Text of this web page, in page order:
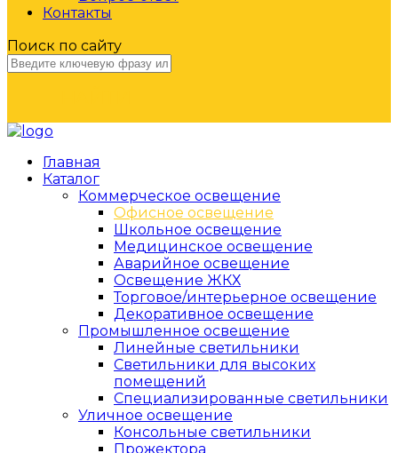
Контакты
Поиск по сайту
Главная
Каталог
Коммерческое освещение
Офисное освещение
Школьное освещение
Медицинское освещение
Аварийное освещение
Освещение ЖКХ
Торговое/интерьерное освещение
Декоративное освещение
Промышленное освещение
Линейные светильники
Светильники для высоких
помещений
Специализированные светильники
Уличное освещение
Консольные светильники
Прожектора